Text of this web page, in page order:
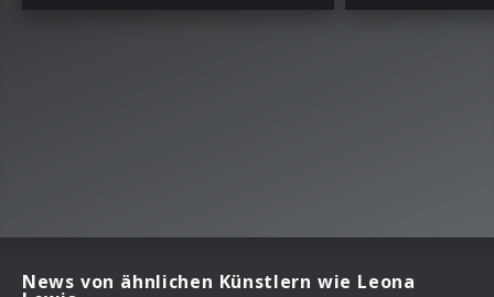
News von ähnlichen Künstlern wie Leona